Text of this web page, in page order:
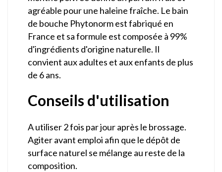
agréable pour une haleine fraîche. Le bain
de bouche Phytonormest fabriqué en
France et sa formule est composée à 99%
d'ingrédients d'origine naturelle. Il
convient aux adultes et aux enfants de plus
de 6 ans.
Conseils d'utilisation
A utiliser 2 fois par jour après le brossage.
Agiter avant emploi afin que le dépôt de
surface naturel se mélange au reste de la
composition.